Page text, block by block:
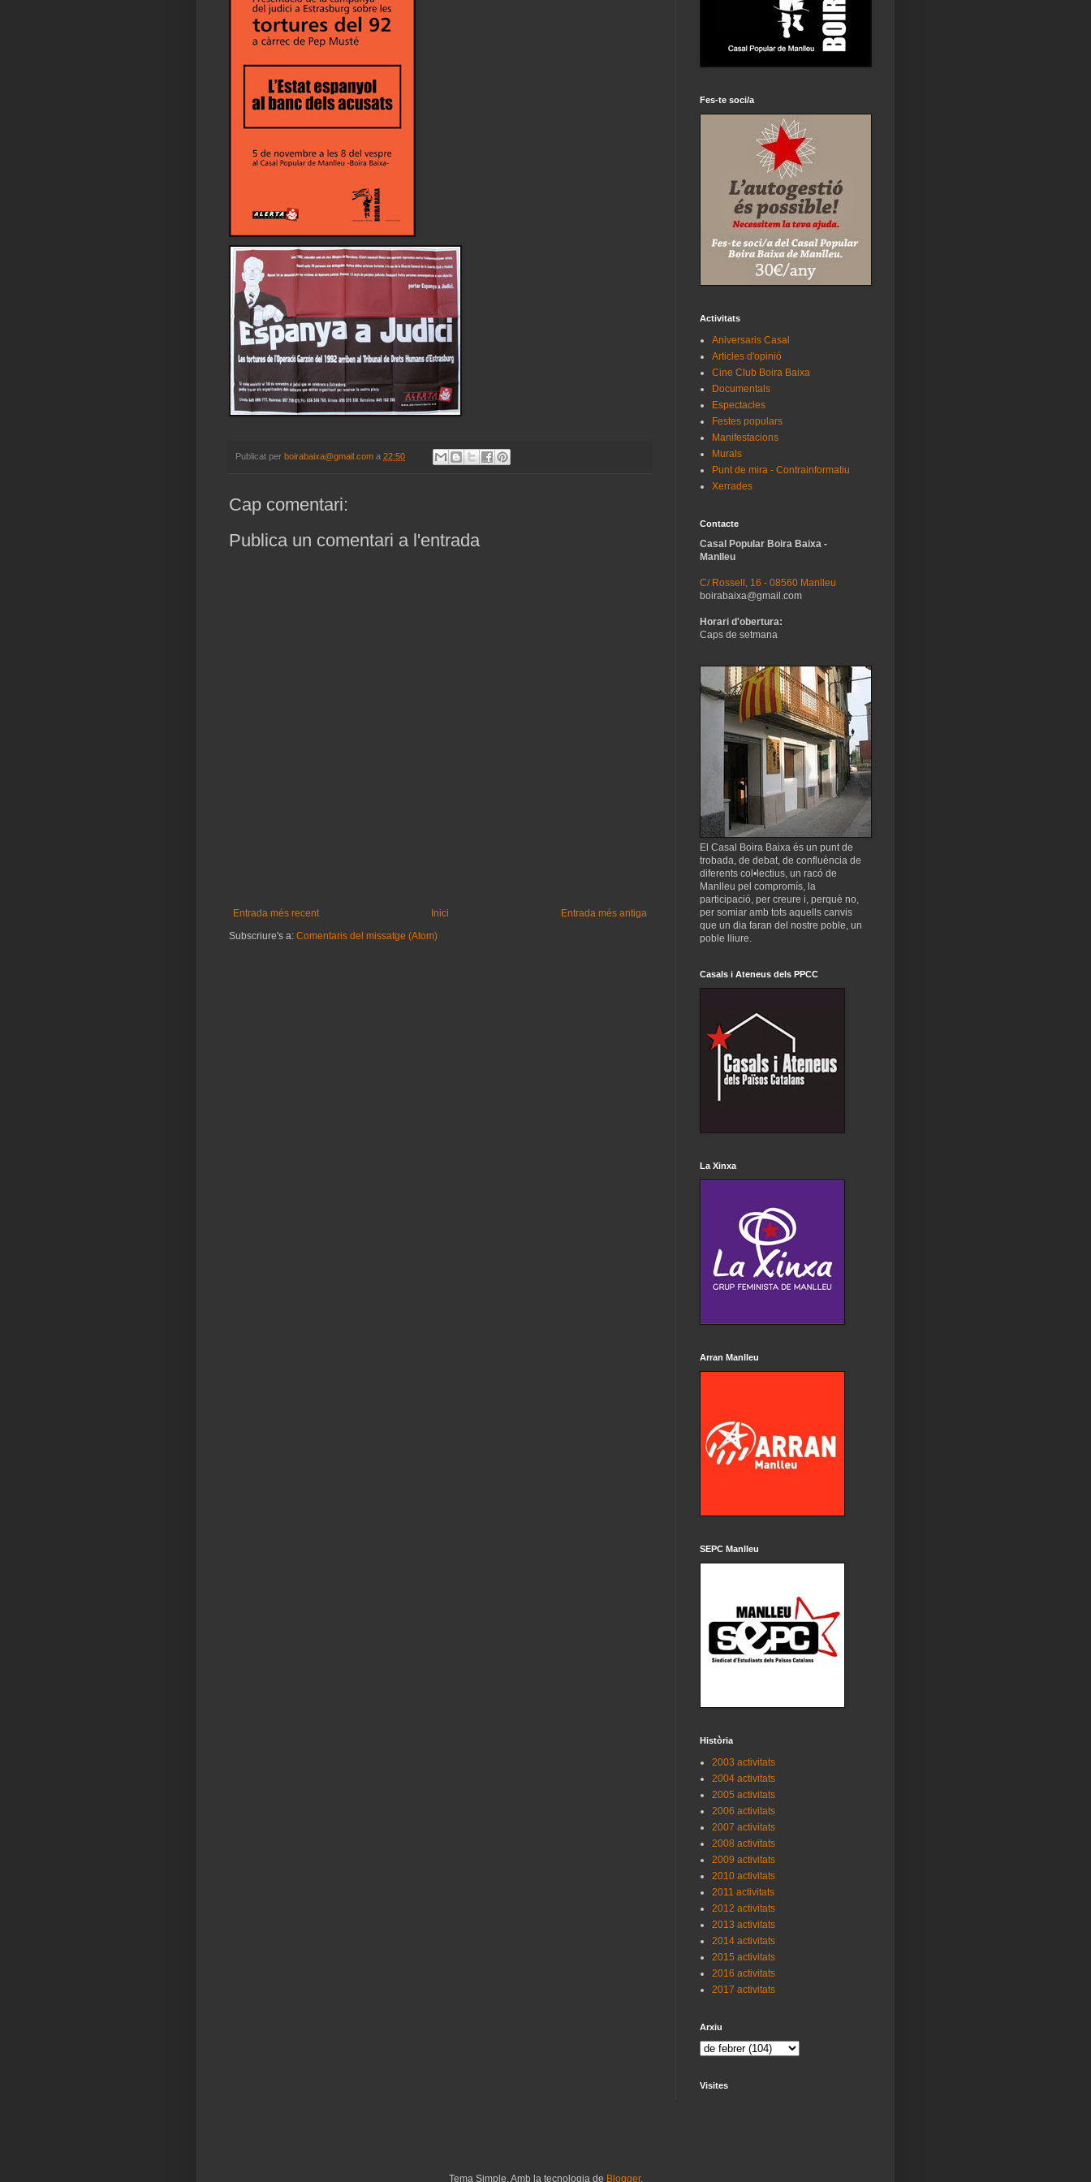
Publicat per boirabaixa@gmail.com a 22:50
Cap comentari:
Publica un comentari a l'entrada
Entrada més recent Entrada més antiga
Inici
Subscriure's a: Comentaris del missatge (Atom)
Fes-te soci/a
Activitats
Aniversaris Casal
Articles d'opinió
Cine Club Boira Baixa
Documentals
Espectacles
Festes populars
Manifestacions
Murals
Punt de mira - Contrainformatiu
Xerrades
Contacte
Casal Popular Boira Baixa -
Manlleu
C/ Rossell, 16 - 08560 Manlleu
boirabaixa@gmail.com
Horari d'obertura:
Caps de setmana
El Casal Boira Baixa és un punt de
trobada, de debat, de confluència de
diferents col•lectius, un racó de
Manlleu pel compromís, la
participació, per creure i, perquè no,
per somiar amb tots aquells canvis
que un dia faran del nostre poble, un
poble lliure.
Casals i Ateneus dels PPCC
La Xinxa
Arran Manlleu
SEPC Manlleu
Història
2003 activitats
2004 activitats
2005 activitats
2006 activitats
2007 activitats
2008 activitats
2009 activitats
2010 activitats
2011 activitats
2012 activitats
2013 activitats
2014 activitats
2015 activitats
2016 activitats
2017 activitats
Arxiu
Visites
Tema Simple. Amb la tecnologia de Blogger.